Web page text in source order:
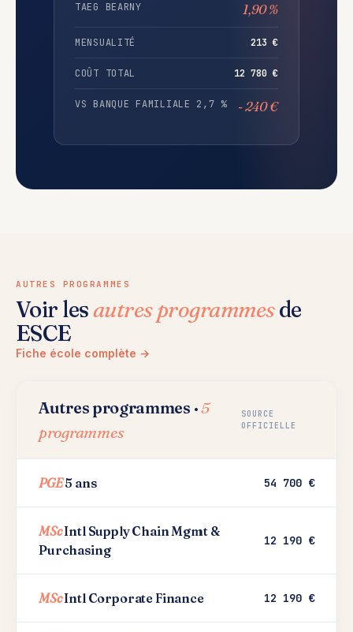
TAEG BEARNY 1,90 %
MENSUALITÉ 213 €
COÛT TOTAL 12 780 €
VS BANQUE FAMILIALE 2,7 % - 240 €
AUTRES PROGRAMMES
Voir lesautres programmesde
ESCE
Fiche école complète →
Autres programmes ·5
programmes
SOURCE
OFFICIELLE
PGE5 ans 54 700 €
MScIntl Supply Chain Mgmt &
Purchasing
12 190 €
MScIntl Corporate Finance 12 190 €